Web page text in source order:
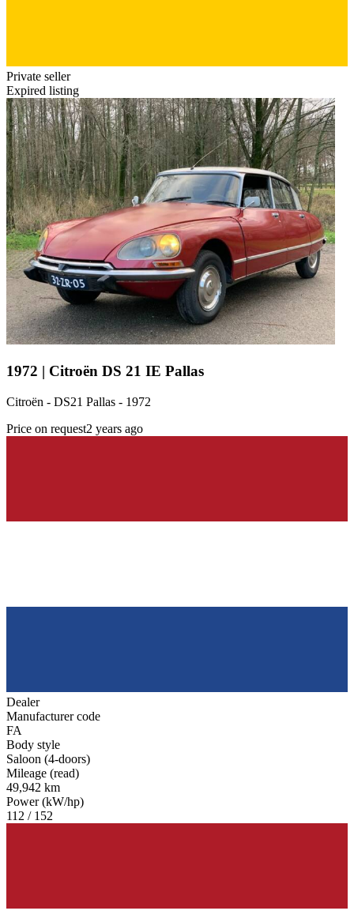
Private seller
Expired listing
1972 | Citroën DS 21 IE Pallas
Citroën - DS21 Pallas - 1972
Price on request2 years ago
Dealer
Manufacturer code
FA
Body style
Saloon (4-doors)
Mileage (read)
49,942 km
Power (kW/hp)
112 / 152